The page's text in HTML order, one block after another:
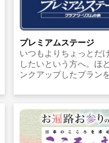
プレミアムステージ
いつもよりちょっとだ
したいという方へ。ほ
ンクアップしたプラン